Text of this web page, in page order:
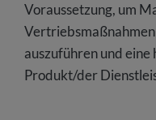
Voraussetzung, um
auszuführen und eine
Produkt/der